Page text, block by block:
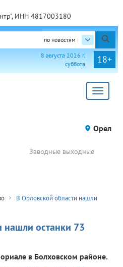
ИНН 4817003180
по новостям
18+
8 августа 2026 г.
суббота
Toggle
Орел
Заводные выходные
В Орловской области нашли
нашли останки 73
в Болховском районе.